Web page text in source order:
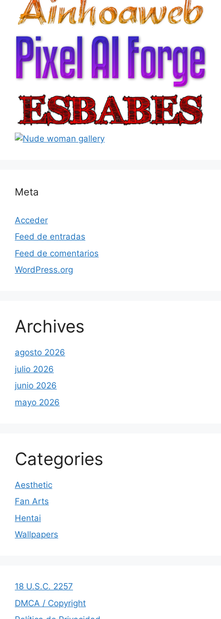
Meta
Acceder
Feed de entradas
Feed de comentarios
WordPress.org
Archives
agosto 2026
julio 2026
junio 2026
mayo 2026
Categories
Aesthetic
Fan Arts
Hentai
Wallpapers
18 U.S.C. 2257
DMCA / Copyright